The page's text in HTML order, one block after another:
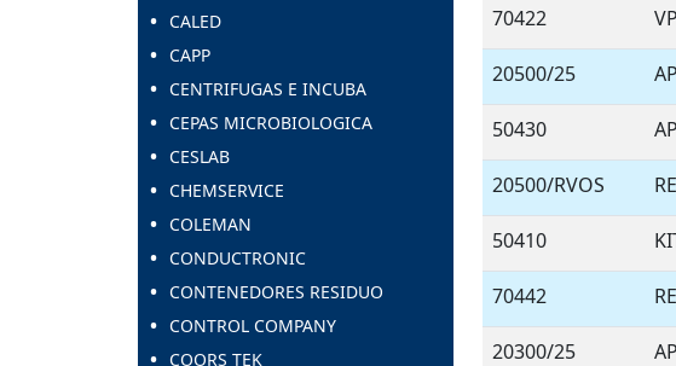
CALED
CAPP
CENTRIFUGAS E INCUBA
CEPAS MICROBIOLOGICA
CESLAB
CHEMSERVICE
COLEMAN
CONDUCTRONIC
CONTENEDORES RESIDUO
CONTROL COMPANY
COORS TEK
70422
20500/25
50430
20500/RVOS
50410
70442
20300/25